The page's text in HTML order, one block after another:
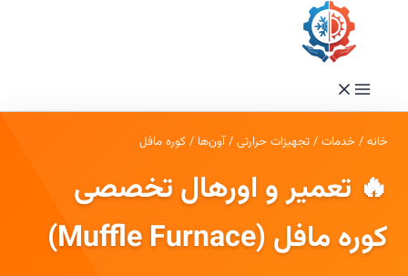
خانه/ خدمات/ تجهیزات حرارتی/آون‌ها / کوره مافل
🔥 تعمیر و اورهال تخصصی
کوره مافل (Muffle Furnace)